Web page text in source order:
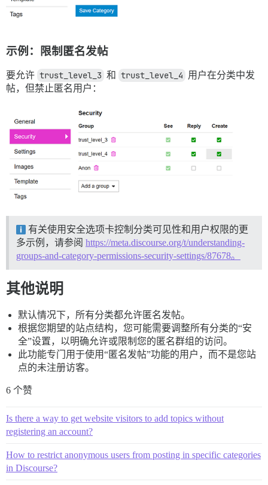
示例：限制匿名发帖
要允许 trust_level_3 和 trust_level_4 用户在分类中发
帖，但禁止匿名用户：
有关使用安全选项卡控制分类可见性和用户权限的更
多示例，请参阅 https://meta.discourse.org/t/understanding-
groups-and-category-permissions-security-settings/87678。
其他说明
默认情况下，所有分类都允许匿名发帖。
根据您期望的站点结构，您可能需要调整所有分类的“安
全”设置，以明确允许或限制您的匿名群组的访问。
此功能专门用于使用“匿名发帖”功能的用户，而不是您站
点的未注册访客。
6 个赞
Is there a way to get website visitors to add topics without
registering an account?
How to restrict anonymous users from posting in specific categories
in Discourse?